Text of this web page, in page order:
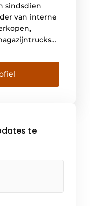
sindsdien
van interne
engineering
en
aanbod in
met
te